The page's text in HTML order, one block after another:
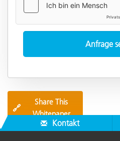
🔗
Share This
Whitepaper
Kontakt